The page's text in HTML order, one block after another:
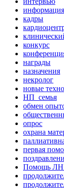
кадры
конкурс
награды
назначения
некролог
новые
НП_семья
обмен
опрос
охрана
первая
Помощь